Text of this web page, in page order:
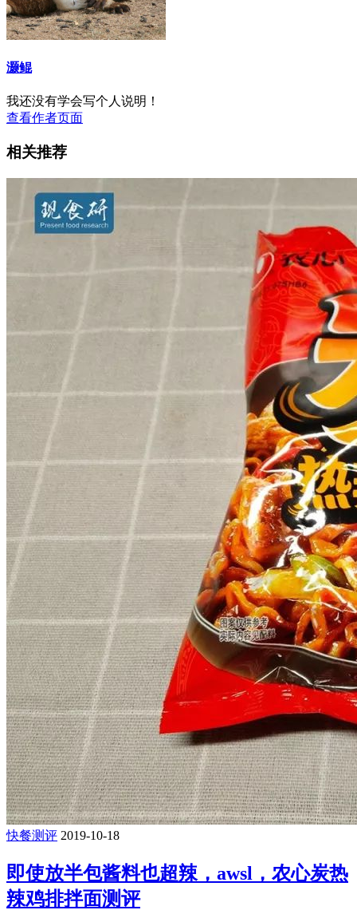
灏鲲
我还没有学会写个人说明！
查看作者页面
相关推荐
快餐测评 2019-10-18
即使放半包酱料也超辣，awsl，农心炭热
辣鸡排拌面测评